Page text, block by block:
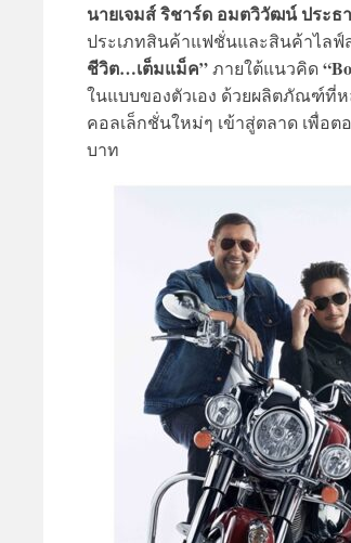
นายเจมส์ ริชาร์ด อมตวิวัฒน์ ประ
ประเภทสินค้าแฟชั่นและสินค้าไลฟ์
ชีวิต…เต็มแม็ค”ภายใต้แนวคิด
ในแบบของตัวเอง ด้วยผลิตภัณฑ์ที่
คอลเล็กชั่นใหม่ๆ เข้าสู่ตลาด เพื่อต
บาท